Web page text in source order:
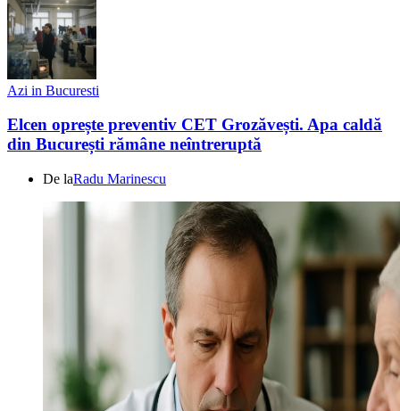
Azi in Bucuresti
Elcen oprește preventiv CET Grozăvești. Apa caldă
din București rămâne neîntreruptă
De laRadu Marinescu